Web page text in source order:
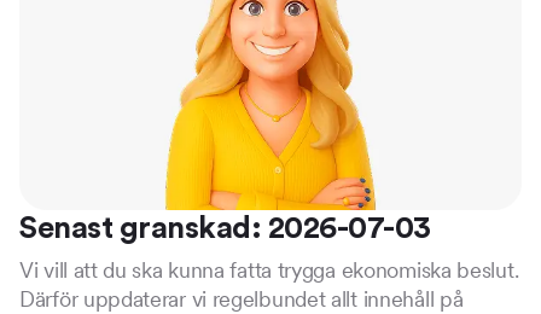
Senast granskad: 2026-07-03
Vi vill att du ska kunna fatta trygga ekonomiska beslut.
Därför uppdaterar vi regelbundet allt innehåll på